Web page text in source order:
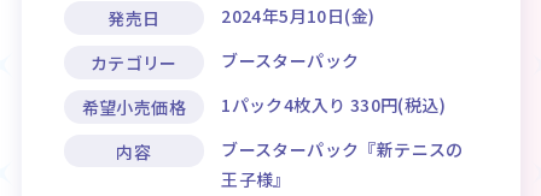
発売日
2024年5月10日(金)
カテゴリー
ブースターパック
希望小売価格
1パック4枚入り 330円(税込)
内容
ブースターパック『新テニスの
王子様』